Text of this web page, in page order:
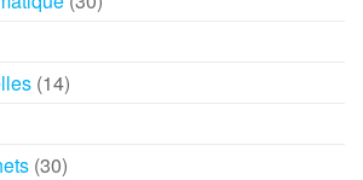
(14)
(30)